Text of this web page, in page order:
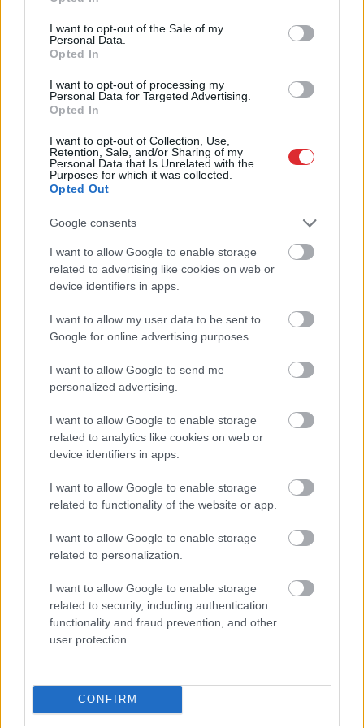
use your data for below specified purposes in below Google
consent section.
I want to opt-out of the Sale of my
Personal Data.
Opted In
I want to opt-out of processing my
Personal Data for Targeted Advertising.
Opted In
I want to opt-out of Collection, Use,
Retention, Sale, and/or Sharing of my
Personal Data that Is Unrelated with the
Purposes for which it was collected.
Opted Out
Google consents
I want to allow Google to enable storage
related to advertising like cookies on web or
device identifiers in apps.
I want to allow my user data to be sent to
Google for online advertising purposes.
I want to allow Google to send me
personalized advertising.
I want to allow Google to enable storage
related to analytics like cookies on web or
device identifiers in apps.
I want to allow Google to enable storage
related to functionality of the website or app.
I want to allow Google to enable storage
related to personalization.
I want to allow Google to enable storage
related to security, including authentication
functionality and fraud prevention, and other
user protection.
CONFIRM
izšķirt
grābekļa
Guntars veikalā nopērk
tomātu, taču, pārgriežot to
Atcelt Ziņot